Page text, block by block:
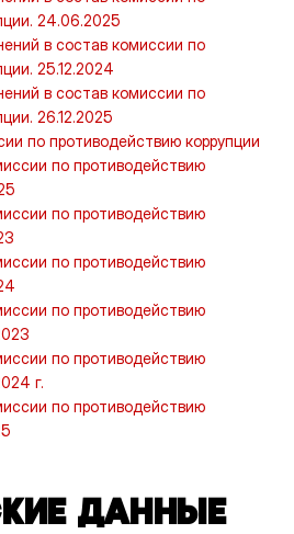
24.06.2025
в состав комиссии по
25.12.2024
в состав комиссии по
26.12.2025
по противодействию коррупции
по противодействию
по противодействию
по противодействию
по противодействию
по противодействию
г.
по противодействию
ДАННЫЕ